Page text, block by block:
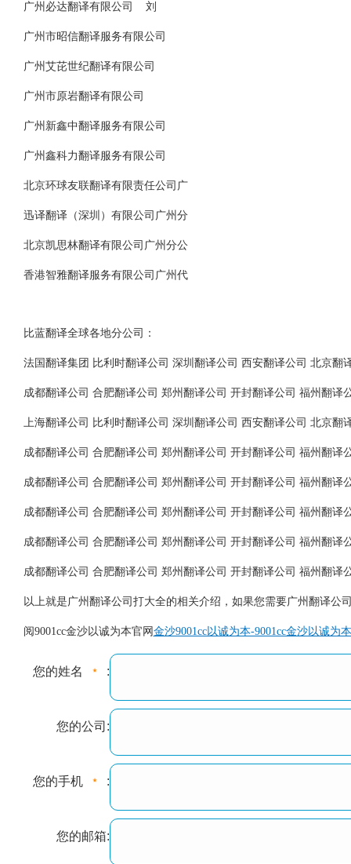
广州必达翻译有限公司 刘
广州市昭信翻译服务有限公司
广州艾芘世纪翻译有限公司
广州市原岩翻译有限公司
广州新鑫中翻译服务有限公司
广州鑫科力翻译服务有限公司
北京环球友联翻译有限责任公司广
迅译翻译（深圳）有限公司广州分
北京凯思林翻译有限公司广州分公
香港智雅翻译服务有限公司广州代
比蓝翻译全球各地分公司：
法国翻译集团 比利时翻译公司 深圳翻译公司 西安翻译公司 北京翻
成都翻译公司 合肥翻译公司 郑州翻译公司 开封翻译公司 福州翻译
上海翻译公司 比利时翻译公司 深圳翻译公司 西安翻译公司 北京翻
成都翻译公司 合肥翻译公司 郑州翻译公司 开封翻译公司 福州翻译
成都翻译公司 合肥翻译公司 郑州翻译公司 开封翻译公司 福州翻译
成都翻译公司 合肥翻译公司 郑州翻译公司 开封翻译公司 福州翻译
成都翻译公司 合肥翻译公司 郑州翻译公司 开封翻译公司 福州翻译
成都翻译公司 合肥翻译公司 郑州翻译公司 开封翻译公司 福州翻译
以上就是广州翻译公司打大全的相关介绍，如果您需要广州翻译公
阅9001cc金沙以诚为本官网 金沙9001cc以诚为本-9001cc金沙以诚为本
您的姓名 :
您的公司:
您的手机 :
您的邮箱: